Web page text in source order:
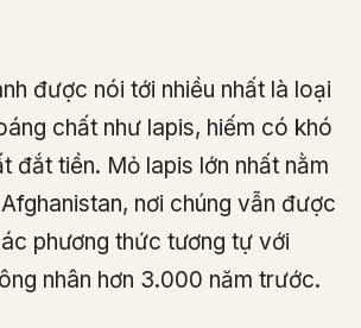
được nói tới nhiều nhất là loại
chất như lapis, hiếm có khó
đắt tiền. Mỏ lapis lớn nhất nằm
nơi chúng vẫn được
phương thức tương tự với
nhân hơn 3.000 năm trước.